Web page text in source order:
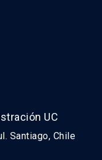
UC
Santiago, Chile